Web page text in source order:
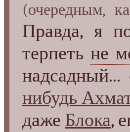
(очередным,
Правда, я
терпеть не
нибудь
даже Блока,